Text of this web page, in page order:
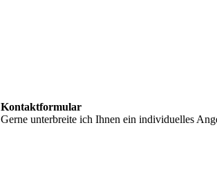
Kontaktformular
Gerne unterbreite ich Ihnen ein individuelles